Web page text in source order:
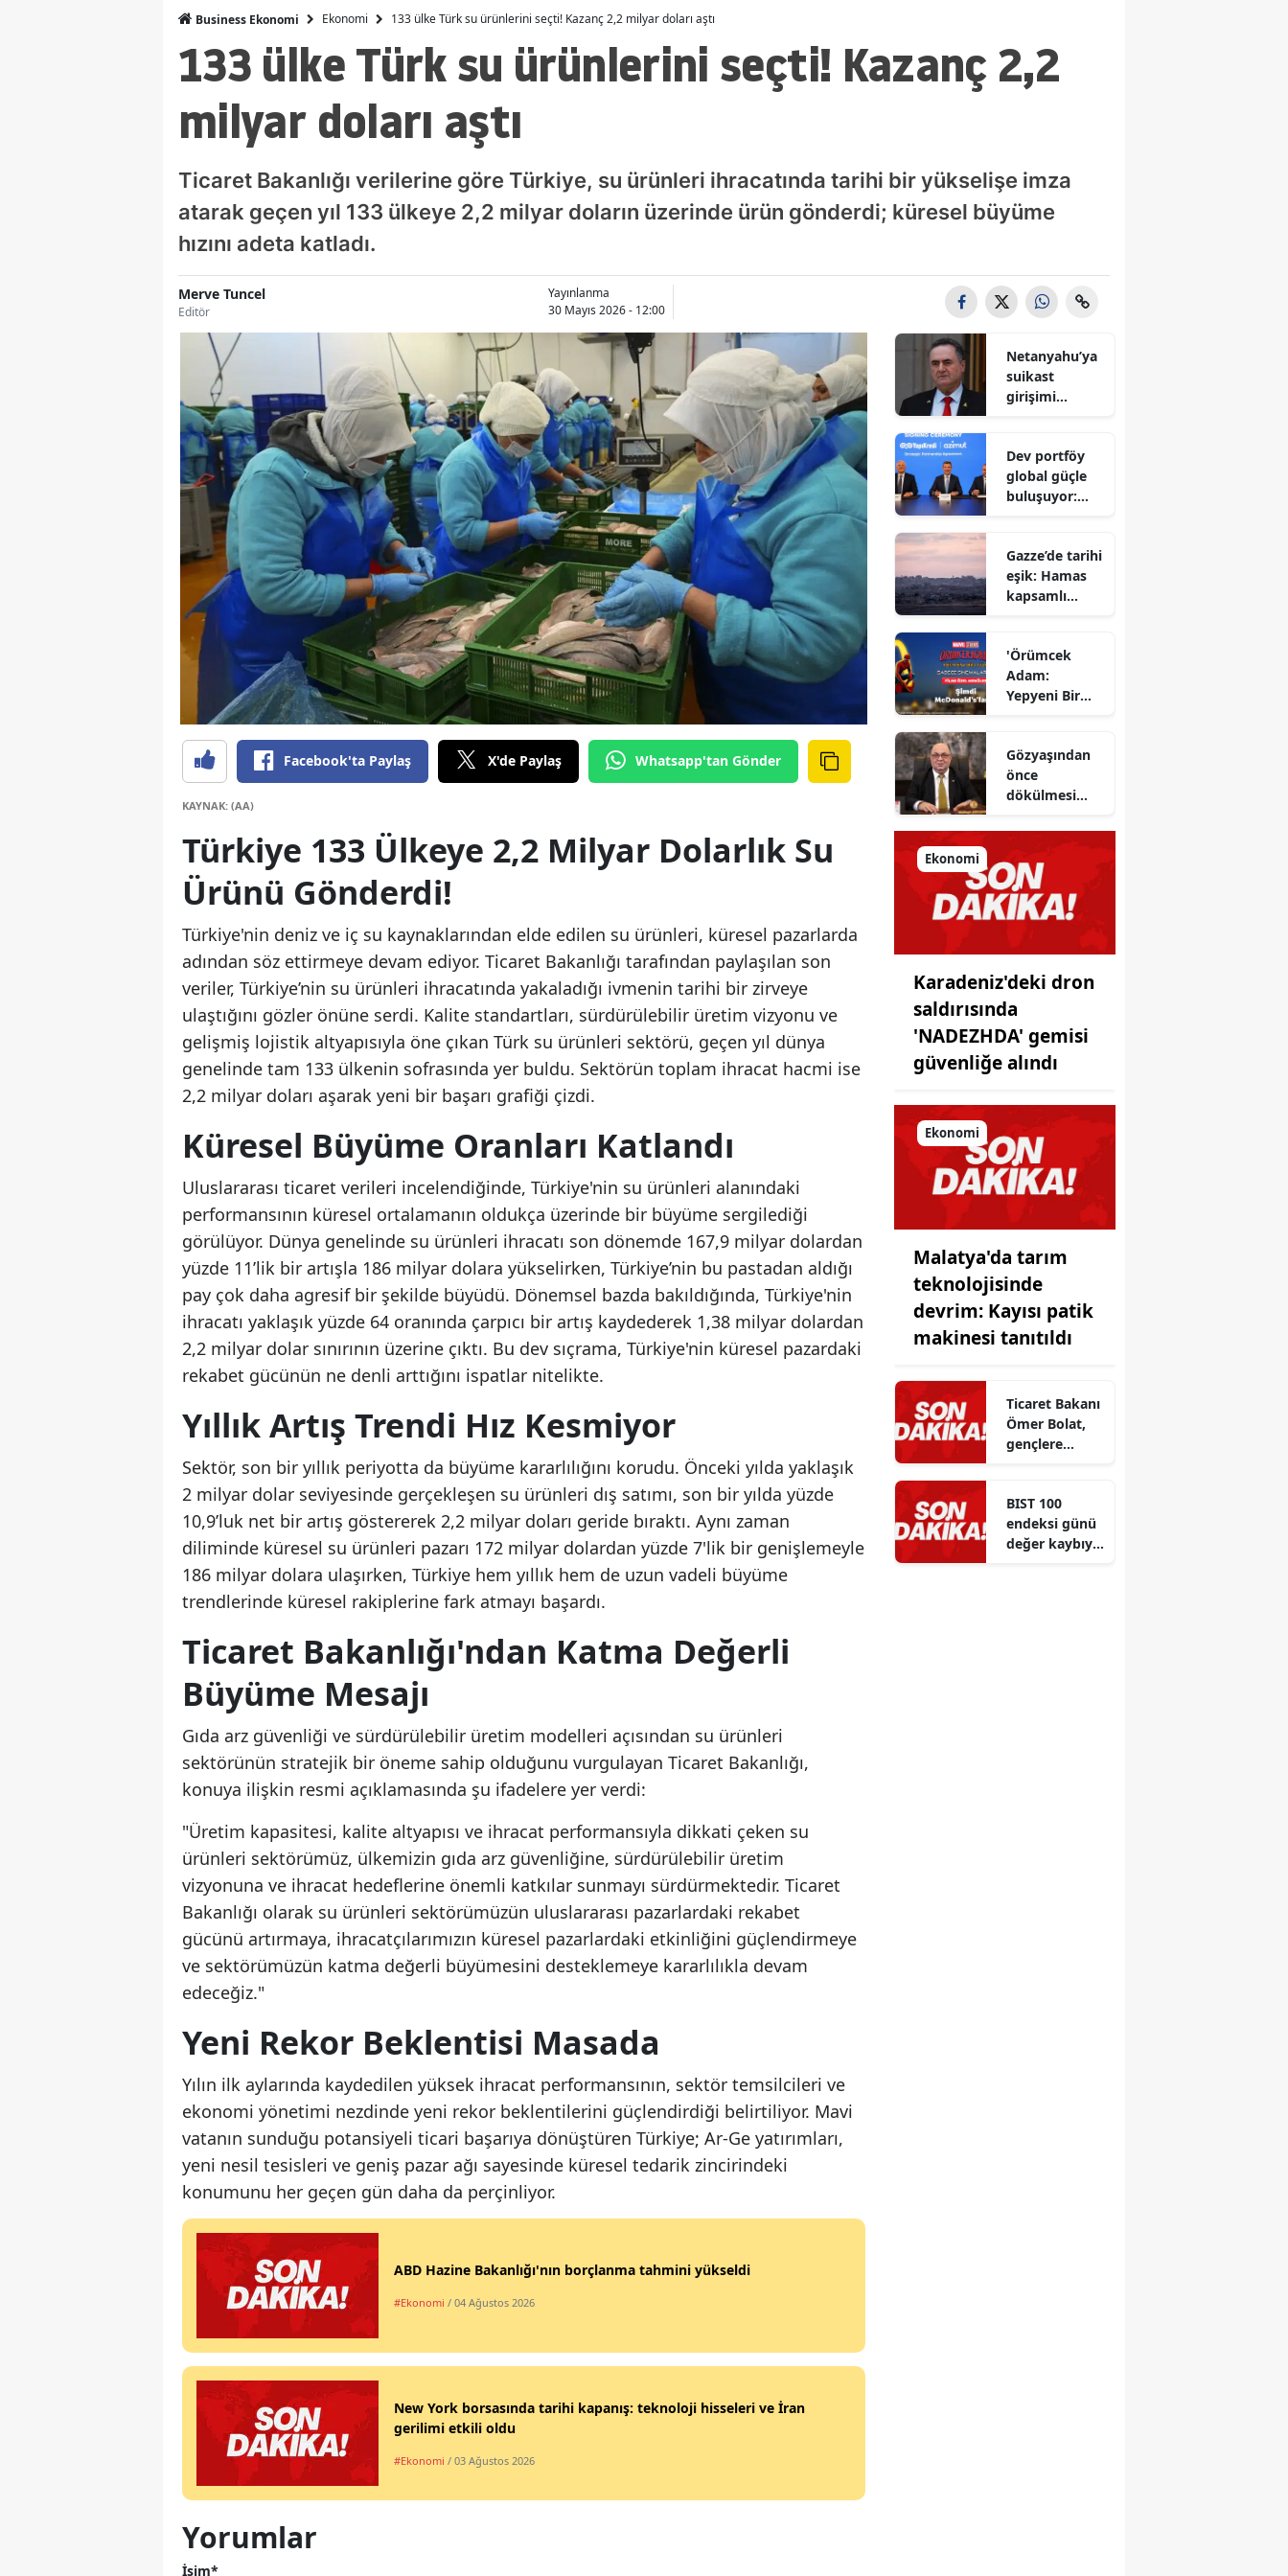
Business Ekonomi Ekonomi 133 ülke Türk su ürünlerini seçti! Kazanç 2,2 milyar doları aştı
133 ülke Türk su ürünlerini seçti! Kazanç 2,2
milyar doları aştı
Ticaret Bakanlığı verilerine göre Türkiye, su ürünleri ihracatında tarihi bir yükselişe imza
atarak geçen yıl 133 ülkeye 2,2 milyar doların üzerinde ürün gönderdi; küresel büyüme
hızını adeta katladı.
Merve Tuncel
Editör
Yayınlanma
30 Mayıs 2026 - 12:00
Facebook'ta Paylaş X'de Paylaş Whatsapp'tan Gönder
KAYNAK: (AA)
Türkiye 133 Ülkeye 2,2 Milyar Dolarlık Su
Ürünü Gönderdi!
Türkiye'nin deniz ve iç su kaynaklarından elde edilen su ürünleri, küresel pazarlarda
adından söz ettirmeye devam ediyor. Ticaret Bakanlığı tarafından paylaşılan son
veriler, Türkiye’nin su ürünleri ihracatında yakaladığı ivmenin tarihi bir zirveye
ulaştığını gözler önüne serdi. Kalite standartları, sürdürülebilir üretim vizyonu ve
gelişmiş lojistik altyapısıyla öne çıkan Türk su ürünleri sektörü, geçen yıl dünya
genelinde tam 133 ülkenin sofrasında yer buldu. Sektörün toplam ihracat hacmi ise
2,2 milyar doları aşarak yeni bir başarı grafiği çizdi.
Küresel Büyüme Oranları Katlandı
Uluslararası ticaret verileri incelendiğinde, Türkiye'nin su ürünleri alanındaki
performansının küresel ortalamanın oldukça üzerinde bir büyüme sergilediği
görülüyor. Dünya genelinde su ürünleri ihracatı son dönemde 167,9 milyar dolardan
yüzde 11’lik bir artışla 186 milyar dolara yükselirken, Türkiye’nin bu pastadan aldığı
pay çok daha agresif bir şekilde büyüdü. Dönemsel bazda bakıldığında, Türkiye'nin
ihracatı yaklaşık yüzde 64 oranında çarpıcı bir artış kaydederek 1,38 milyar dolardan
2,2 milyar dolar sınırının üzerine çıktı. Bu dev sıçrama, Türkiye'nin küresel pazardaki
rekabet gücünün ne denli arttığını ispatlar nitelikte.
Yıllık Artış Trendi Hız Kesmiyor
Sektör, son bir yıllık periyotta da büyüme kararlılığını korudu. Önceki yılda yaklaşık
2 milyar dolar seviyesinde gerçekleşen su ürünleri dış satımı, son bir yılda yüzde
10,9’luk net bir artış göstererek 2,2 milyar doları geride bıraktı. Aynı zaman
diliminde küresel su ürünleri pazarı 172 milyar dolardan yüzde 7'lik bir genişlemeyle
186 milyar dolara ulaşırken, Türkiye hem yıllık hem de uzun vadeli büyüme
trendlerinde küresel rakiplerine fark atmayı başardı.
Ticaret Bakanlığı'ndan Katma Değerli
Büyüme Mesajı
Gıda arz güvenliği ve sürdürülebilir üretim modelleri açısından su ürünleri
sektörünün stratejik bir öneme sahip olduğunu vurgulayan Ticaret Bakanlığı,
konuya ilişkin resmi açıklamasında şu ifadelere yer verdi:
"Üretim kapasitesi, kalite altyapısı ve ihracat performansıyla dikkati çeken su
ürünleri sektörümüz, ülkemizin gıda arz güvenliğine, sürdürülebilir üretim
vizyonuna ve ihracat hedeflerine önemli katkılar sunmayı sürdürmektedir. Ticaret
Bakanlığı olarak su ürünleri sektörümüzün uluslararası pazarlardaki rekabet
gücünü artırmaya, ihracatçılarımızın küresel pazarlardaki etkinliğini güçlendirmeye
ve sektörümüzün katma değerli büyümesini desteklemeye kararlılıkla devam
edeceğiz."
Yeni Rekor Beklentisi Masada
Yılın ilk aylarında kaydedilen yüksek ihracat performansının, sektör temsilcileri ve
ekonomi yönetimi nezdinde yeni rekor beklentilerini güçlendirdiği belirtiliyor. Mavi
vatanın sunduğu potansiyeli ticari başarıya dönüştüren Türkiye; Ar-Ge yatırımları,
yeni nesil tesisleri ve geniş pazar ağı sayesinde küresel tedarik zincirindeki
konumunu her geçen gün daha da perçinliyor.
ABD Hazine Bakanlığı'nın borçlanma tahmini yükseldi
#Ekonomi / 04 Ağustos 2026
New York borsasında tarihi kapanış: teknoloji hisseleri ve İran
gerilimi etkili oldu
#Ekonomi / 03 Ağustos 2026
Yorumlar
İsim*
Netanyahu’ya
suikast
girişimi
Bakanı
gizlenen
detayları
Dev portföy
global güçle
buluşuyor:
sıkıştı
Gazze’de tarihi
eşik: Hamas
kapsamlı
onayladı
'Örümcek
Adam:
Yepyeni Bir
şimdi
McDonald’s
Türkiye’de
Gözyaşından
önce
dökülmesi
Tarihin
milletlerin
önüne
koyduğu
ayna!
Ekonomi
Karadeniz'deki dron
saldırısında
'NADEZHDA' gemisi
güvenliğe alındı
Ekonomi
Malatya'da tarım
teknolojisinde
devrim: Kayısı patik
makinesi tanıtıldı
Ticaret Bakanı
Ömer Bolat,
gençlere
tercihlerinde
önemli
tavsiyeler
BIST 100
endeksi günü
değer kaybıyla